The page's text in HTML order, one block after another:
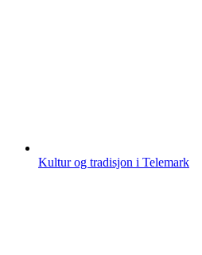
Kultur og tradisjon i Telemark